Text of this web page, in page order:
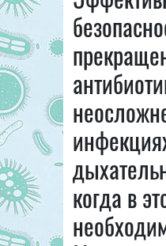
когда в